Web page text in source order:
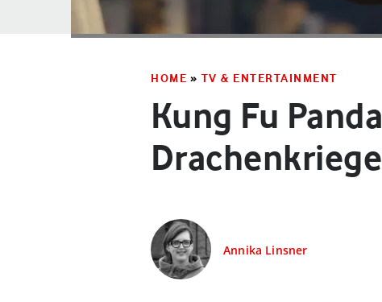
HOME » TV & ENTERTAINMENT
Kung Fu
Annika Linsner